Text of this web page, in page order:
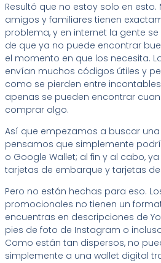
Resultó que no estoy solo en
amigos y familiares tienen
problema, y en internet la gente
de que ya no puede encontrar
el momento en que los necesita.
envían muchos códigos útiles y
como se pierden entre
apenas se pueden encontrar
comprar algo.
Así que empezamos a buscar una
pensamos que simplemente
o Google Wallet; al fin y al cabo,
tarjetas de embarque y tarjetas
Pero no están hechas para eso.
promocionales no tienen un
encuentras en descripciones de
pies de foto de Instagram o
Como están tan dispersos, no
simplemente a una wallet digital